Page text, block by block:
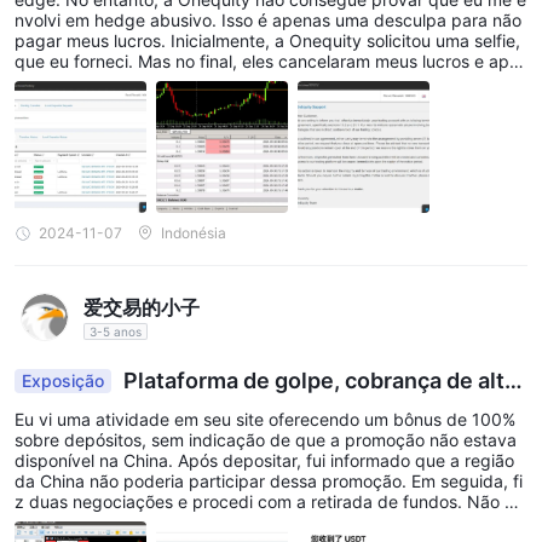
para canais de comunicação adicionais.
Conclusão
Em conclusão, OnEquity opera sob a autoridade regulatória da
Seychelles Financial Services Authority (FSA) com o número de
licença SD154. A plataforma oferece acesso a vários
instrumentos de mercado, incluindo moedas Forex,
commodities, índices globais, CFDs de ações, metais spot e
CFDs de criptomoedas, com opções de preços baixos e
não ter o software de negociação essencial, o que exige
cautela ao considerá-lo como uma plataforma de negociação.
fornecidas não foram avaliados nesta análise. Os traders devem
ter cautela e realizar uma pesquisa completa antes de se
envolverem com OnEquity para garantir a segurança de seus
investimentos.
FAQs
nvolvi em hedge abusivo. Isso é apenas uma desculpa para não
pagar meus lucros. Inicialmente, a Onequity solicitou uma selfie,
que eu forneci. Mas no final, eles cancelaram meus lucros e ape
nas devolveram meu depósito inicial. Nesse caso, fui muito preju
dicado pela Onequity. Agora não consigo mais acessar meu gab
inete e minha conta de negociação foi excluída. No entanto, eu s
alvei as capturas de tela. Tenha cuidado com a Onequity; eles n
ão pagam os lucros.
2024-11-07 Indonésia
爱交易的小子
3-5 anos
Exposição
Plataforma de golpe, cobrança de alta
s taxas de saque.
Eu vi uma atividade em seu site oferecendo um bônus de 100%
sobre depósitos, sem indicação de que a promoção não estava
disponível na China. Após depositar, fui informado que a região
da China não poderia participar dessa promoção. Em seguida, fi
z duas negociações e procedi com a retirada de fundos. Não ho
uve nenhuma notificação sobre a cobrança de uma taxa de retir